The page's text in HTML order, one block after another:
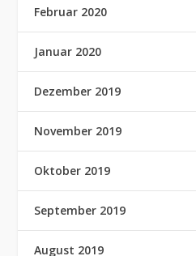
Februar 2020
Januar 2020
Dezember 2019
November 2019
Oktober 2019
September 2019
August 2019